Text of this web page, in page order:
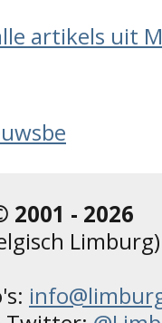
artikels uit
- 2026